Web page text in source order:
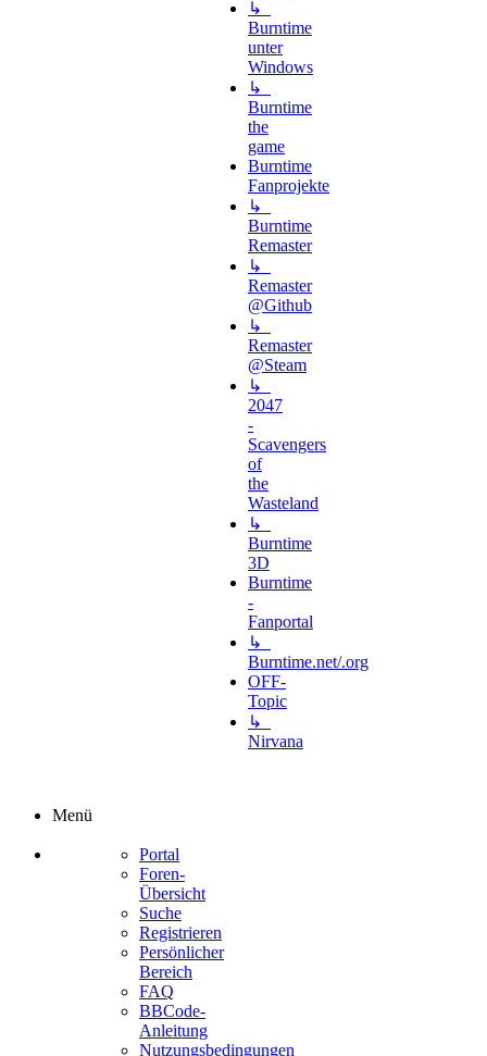
↳
Burntime
unter
Windows
↳
Burntime
the
game
Burntime
Fanprojekte
↳
Burntime
Remaster
↳
Remaster
@Github
↳
Remaster
@Steam
↳
2047
-
Scavengers
of
the
Wasteland
↳
Burntime
3D
Burntime
-
Fanportal
↳
Burntime.net/.org
OFF-
Topic
↳
Nirvana
Menü
Portal
Foren-
Übersicht
Suche
Registrieren
Persönlicher
Bereich
FAQ
BBCode-
Anleitung
Nutzungsbedingungen